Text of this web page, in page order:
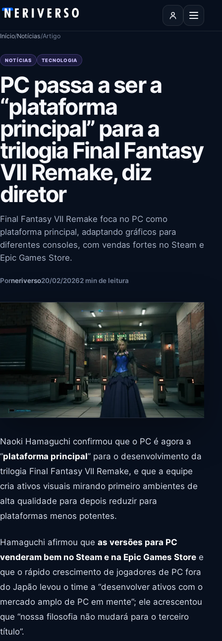
Pular para o conteúdo
Abrir
Início/Notícias/Artigo
NOTÍCIAS TECNOLOGIA
PC passa a ser a
“plataforma
principal” para a
trilogia Final Fantasy
VII Remake, diz
diretor
Final Fantasy VII Remake foca no PC como
plataforma principal, adaptando gráficos para
diferentes consoles, com vendas fortes no Steam e
Epic Games Store.
Porneriverso20/02/20262 min de leitura
Naoki Hamaguchi confirmou que o PC é agora a
“plataforma principal” para o desenvolvimento da
trilogia Final Fantasy VII Remake, e que a equipe
cria ativos visuais mirando primeiro ambientes de
alta qualidade para depois reduzir para
plataformas menos potentes.
Hamaguchi afirmou que as versões para PC
venderam bem no Steam e na Epic Games Store e
que o rápido crescimento de jogadores de PC fora
do Japão levou o time a “desenvolver ativos com o
mercado amplo de PC em mente”; ele acrescentou
que “nossa filosofia não mudará para o terceiro
título”.